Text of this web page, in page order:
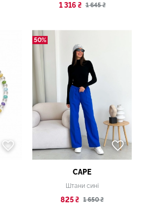
1 316 ₴ 1 645 ₴
50%
CAPE
Штани сині
825 ₴ 1 650 ₴